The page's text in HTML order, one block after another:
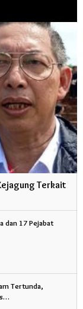
Terkait
dan 17 Pejabat
Tertunda,